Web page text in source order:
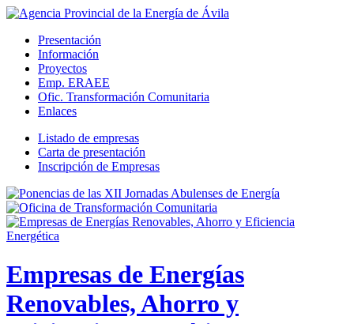
Presentación
Información
Proyectos
Emp. ERAEE
Ofic. Transformación Comunitaria
Enlaces
Listado de empresas
Carta de presentación
Inscripción de Empresas
Empresas de Energías
Renovables, Ahorro y